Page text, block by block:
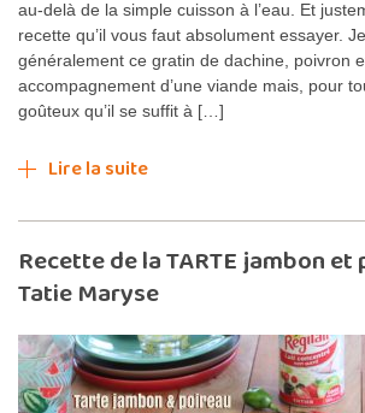
au-delà de la simple cuisson à l’eau. Et
recette qu’il vous faut absolument essayer.
généralement ce gratin de dachine, poivron
accompagnement d’une viande mais, pour
goûteux qu’il se suffit à […]
Lire la suite
Recette de la TARTE jambon
Tatie Maryse